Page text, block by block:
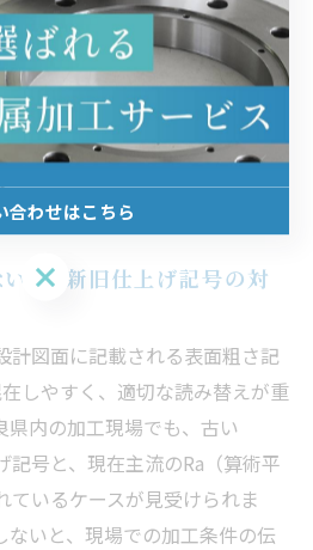
新旧対応で現場
JIS新旧仕上げ記号の対
計図面に記載される表面粗さ記
しやすく、適切な読み替えが重
県内の加工現場でも、古い
号と、現在主流のRa（算術平
ているケースが見受けられま
ないと、現場での加工条件の伝
合わせはこちら
合わせはこちら